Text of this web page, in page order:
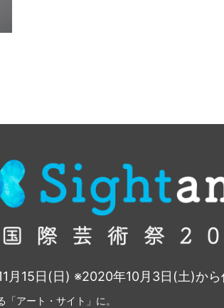
月15日(日) ※2020年10月3日(土)か
アート・サイト」に。